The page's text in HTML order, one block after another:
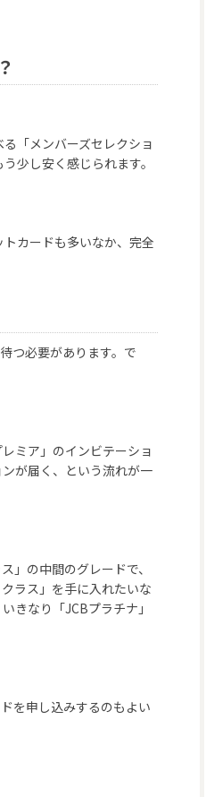
「メンバーズセレクショ
少し安く感じられます。
カードも多いなか、完全
つ必要があります。で
ミア」のインビテーショ
が届く、という流れが一
」の中間のグレードで、
ラス」を手に入れたいな
きなり「JCBプラチナ」
を申し込みするのもよい